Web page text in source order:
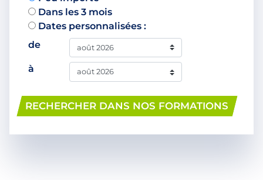
Dans les 3 mois
Dates personnalisées :
de
à
RECHERCHER DANS NOS FORMATIONS